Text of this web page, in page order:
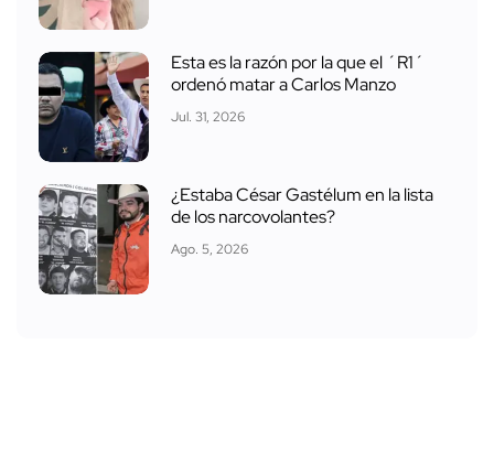
Esta es la razón por la que el ´R1´
ordenó matar a Carlos Manzo
Jul. 31, 2026
¿Estaba César Gastélum en la lista
de los narcovolantes?
Ago. 5, 2026